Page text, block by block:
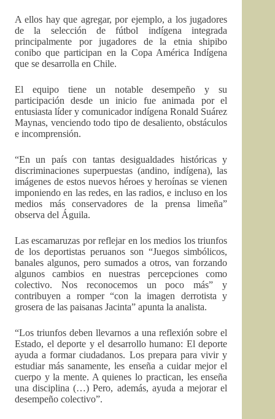
A ellos hay que agregar, por ejemplo, a los jugadores
de la selección de fútbol indígena integrada
principalmente por jugadores de la etnia shipibo
conibo que participan en la Copa América Indígena
que se desarrolla en Chile.
El equipo tiene un notable desempeño y su
participación desde un inicio fue animada por el
entusiasta líder y comunicador indígena Ronald Suárez
Maynas, venciendo todo tipo de desaliento, obstáculos
e incomprensión.
“En un país con tantas desigualdades históricas y
discriminaciones superpuestas (andino, indígena), las
imágenes de estos nuevos héroes y heroínas se vienen
imponiendo en las redes, en las radios, e incluso en los
medios más conservadores de la prensa limeña”
observa del Águila.
Las escamaruzas por reflejar en los medios los triunfos
de los deportistas peruanos son “Juegos simbólicos,
banales algunos, pero sumados a otros, van forzando
algunos cambios en nuestras percepciones como
colectivo. Nos reconocemos un poco más” y
contribuyen a romper “con la imagen derrotista y
grosera de las paisanas Jacinta” apunta la analista.
“Los triunfos deben llevarnos a una reflexión sobre el
Estado, el deporte y el desarrollo humano: El deporte
ayuda a formar ciudadanos. Los prepara para vivir y
estudiar más sanamente, les enseña a cuidar mejor el
cuerpo y la mente. A quienes lo practican, les enseña
una disciplina (…) Pero, además, ayuda a mejorar el
desempeño colectivo”.